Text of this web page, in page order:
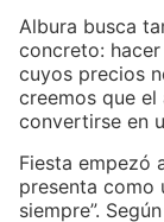
Albura busca
concreto:
cuyos precios
creemos que
convertirse en
Fiesta empezó
presenta como
siempre”.